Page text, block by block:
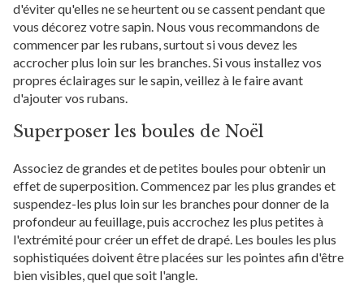
d'éviter qu'elles ne se heurtent ou se cassent pendant que
vous décorez votre sapin. Nous vous recommandons de
commencer par les rubans, surtout si vous devez les
accrocher plus loin sur les branches. Si vous installez vos
propres éclairages sur le sapin, veillez à le faire avant
d'ajouter vos rubans.
Superposer les boules de Noël
Associez de grandes et de petites boules pour obtenir un
effet de superposition. Commencez par les plus grandes et
suspendez-les plus loin sur les branches pour donner de la
profondeur au feuillage, puis accrochez les plus petites à
l'extrémité pour créer un effet de drapé. Les boules les plus
sophistiquées doivent être placées sur les pointes afin d'être
bien visibles, quel que soit l'angle.